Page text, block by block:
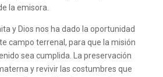
la emisora.
y Dios nos ha dado la oportunidad
campo terrenal, para que la misión
sea cumplida. La preservación
y revivir las costumbres que